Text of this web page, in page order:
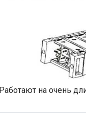
Работают на очень